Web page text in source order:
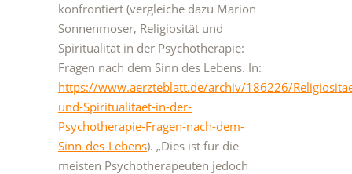
konfrontiert (vergleiche dazu Marion
Sonnenmoser, Religiosität und
Spiritualität in der Psychotherapie:
Fragen nach dem Sinn des Lebens. In:
https://www.aerzteblatt.de/archiv/186226/
und-Spiritualitaet-in-der-
Psychotherapie-Fragen-nach-dem-
Sinn-des-Lebens). „Dies ist für die
meisten Psychotherapeuten jedoch